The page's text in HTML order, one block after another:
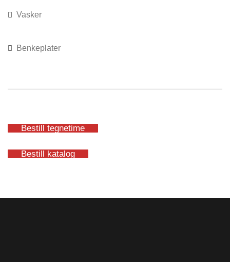
Vasker
Benkeplater
Bestill tegnetime
Bestill katalog